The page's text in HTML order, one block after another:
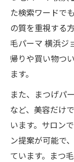
上下
まつ
年代
ホームケ
もち
逆さ
まつ
上下
た検索ワードで
の質を重視する
毛パーマ 横浜ジ
帰りや買い物つ
ます。
また、まつげパ
など、美容だけ
います。サロン
ン提案が可能で
ています。まつ